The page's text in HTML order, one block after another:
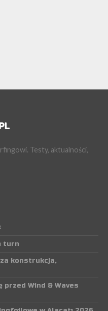
Testy, aktualności,
turn
konstrukcja,
przed Wind & Waves